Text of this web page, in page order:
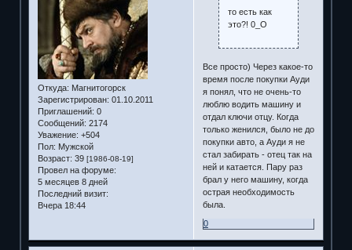
Откуда: Магнитогорск
Зарегистрирован: 01.10.2011
Приглашений: 0
Сообщений: 2174
Уважение: +504
Пол: Мужской
Возраст: 39 [1986-08-19]
Провел на форуме:
5 месяцев 8 дней
Последний визит:
Вчера 18:44
то есть как
это?! 0_О
Все просто) Через какое-то
время после покупки Ауди
я понял, что не очень-то
люблю водить машину и
отдал ключи отцу. Когда
только женился, было не до
покупки авто, а Ауди я не
стал забирать - отец так на
ней и катается. Пару раз
брал у него машину, когда
острая необходимость
была.
0